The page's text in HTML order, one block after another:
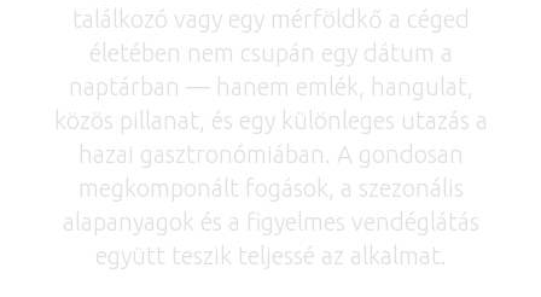
találkozó vagy egy mérföldkő a céged
életében nem csupán egy dátum a
naptárban — hanem emlék, hangulat,
közös pillanat, és egy különleges utazás a
hazai gasztronómiában. A gondosan
megkomponált fogások, a szezonális
alapanyagok és a figyelmes vendéglátás
együtt teszik teljessé az alkalmat.